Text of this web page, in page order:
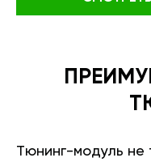
Тюнинг-модуль не